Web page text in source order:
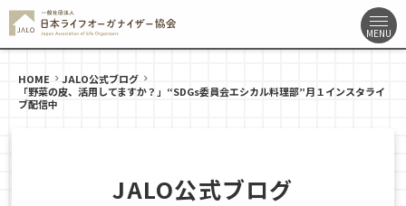
HOME
JALO公式ブログ
「野菜の皮、活用してますか？」“SDGs委員会エシカル料理部”月１インスタライ
ブ配信中
JALO公式ブログ